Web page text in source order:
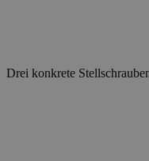
Drei konkrete